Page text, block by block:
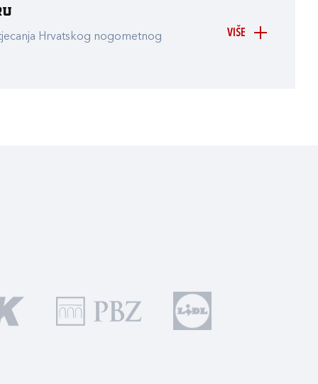
VIŠE
Hrvatskog nogometnog